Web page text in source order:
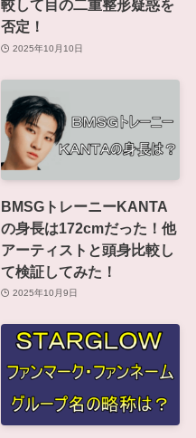
較して目の二重整形疑惑を
否定！
2025年10月10日
BMSGトレーニーKANTA
の身長は172cmだった！他
アーティストと頭身比較し
て検証してみた！
2025年10月9日